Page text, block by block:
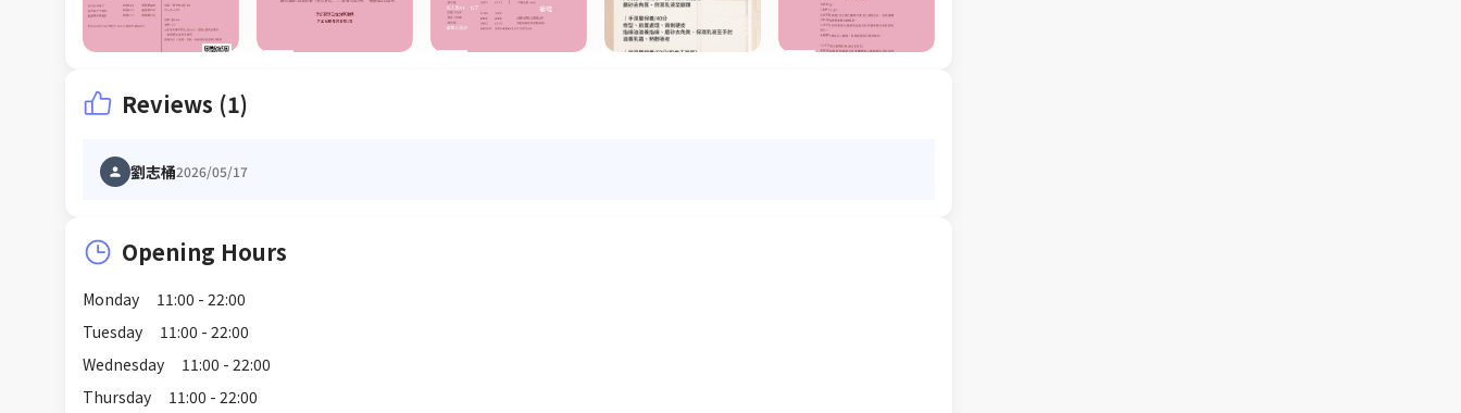
Reviews (1)
劉志桶2026/05/17
Opening Hours
Monday
11:00 - 22:00
Tuesday
11:00 - 22:00
Wednesday
11:00 - 22:00
Thursday
11:00 - 22:00